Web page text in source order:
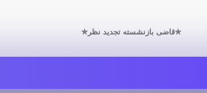
✯قاضی بازنشسته تجدید نظر✯